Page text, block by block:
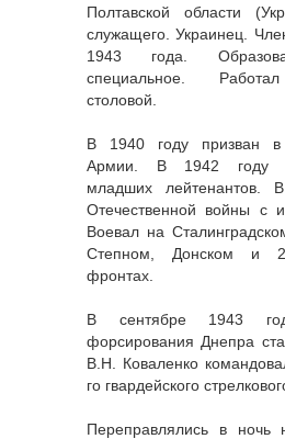
Полтавской области
служащего. Украинец.
1943 года.
специальное.
столовой.
В 1940 году призван
Армии. В 1942 году
младших лейтенантов.
Отечественной войны с
Воевал на
Степном, Донском и
фронтах.
В сентябре 1943
форсирования Днепра
В.Н. Коваленко
го гвардейского
Переправлялись в ночь